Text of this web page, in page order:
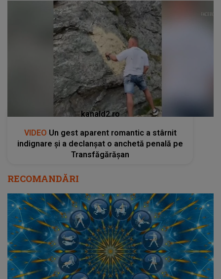
kanald2.ro
VIDEO Un gest aparent romantic a stârnit
indignare și a declanșat o anchetă penală pe
Transfăgărășan
RECOMANDĂRI